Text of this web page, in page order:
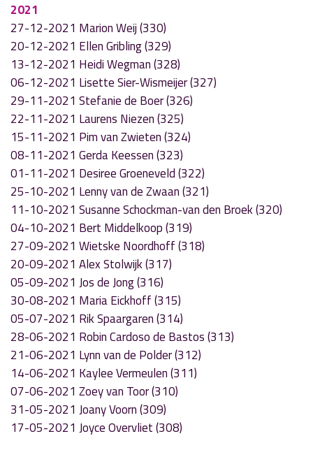
2021
27-12-2021 Marion Weij (330)
20-12-2021 Ellen Gribling (329)
13-12-2021 Heidi Wegman (328)
06-12-2021 Lisette Sier-Wismeijer (327)
29-11-2021 Stefanie de Boer (326)
22-11-2021 Laurens Niezen (325)
15-11-2021 Pim van Zwieten (324)
08-11-2021 Gerda Keessen (323)
01-11-2021 Desiree Groeneveld (322)
25-10-2021 Lenny van de Zwaan (321)
11-10-2021 Susanne Schockman-van den Broek (320)
04-10-2021 Bert Middelkoop (319)
27-09-2021 Wietske Noordhoff (318)
20-09-2021 Alex Stolwijk (317)
05-09-2021 Jos de Jong (316)
30-08-2021 Maria Eickhoff (315)
05-07-2021 Rik Spaargaren (314)
28-06-2021 Robin Cardoso de Bastos (313)
21-06-2021 Lynn van de Polder (312)
14-06-2021 Kaylee Vermeulen (311)
07-06-2021 Zoey van Toor (310)
31-05-2021 Joany Voorn (309)
17-05-2021 Joyce Overvliet (308)